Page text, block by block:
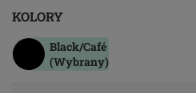
KOLORY
Black/café
(Wybrany)